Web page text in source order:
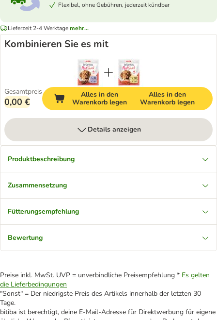
Flexibel, ohne Gebühren, jederzeit kündbar
Lieferzeit 2-4 Werktagemehr...
Kombinieren Sie es mit
Gesamtpreis
0,00 €
Alles in den
Warenkorb legen
Alles in den
Warenkorb legen
Details anzeigen
Produktbeschreibung
Zusammensetzung
Fütterungsempfehlung
Bewertung
Preise inkl. MwSt. UVP = unverbindliche Preisempfehlung * Es gelten
die Lieferbedingungen
"Sonst" = Der niedrigste Preis des Artikels innerhalb der letzten 30
Tage.
bitiba ist berechtigt, deine E-Mail-Adresse für Direktwerbung für eigene